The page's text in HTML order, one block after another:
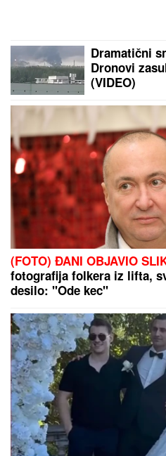
Dramatični
Dronovi
(VIDEO)
(FOTO) ĐANI OBJAVIO
fotografija folkera iz lifta,
desilo: "Ode kec"